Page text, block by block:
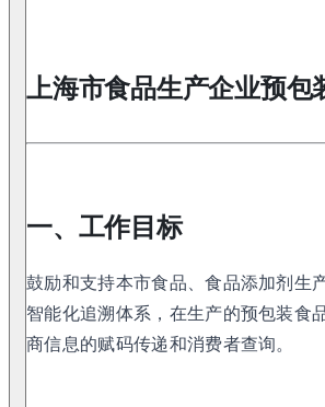
上海市食品生产企业预包
一、工作目标
鼓励和支持本市食品、食品添加剂生
智能化追溯体系，在生产的预包装食
商信息的赋码传递和消费者查询。